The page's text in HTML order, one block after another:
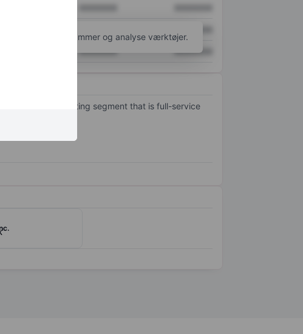
XXXXXXX XXXXXXX
til flere diagrammer og analyse værktøjer.
in a single operating segment that is full-service